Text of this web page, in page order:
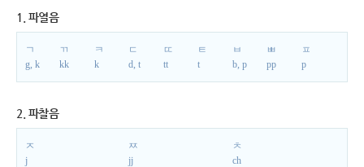
1. 파열음
ㄱ
g, k
ㄲ
kk
ㅋ
k
ㄷ
d, t
ㄸ
tt
ㅌ
t
ㅂ
b, p
ㅃ
pp
ㅍ
p
2. 파찰음
ㅈ
j
ㅉ
jj
ㅊ
ch